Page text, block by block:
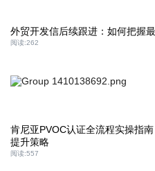
外贸开发信后续跟进：如何把握
阅读:262
肯尼亚PVOC认证全流程实操指
提升策略
阅读:557